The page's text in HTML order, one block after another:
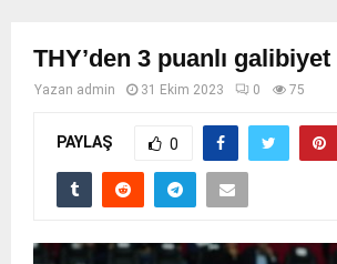
THY’den 3 puanlı galibiyet
Yazan admin 31 Ekim 2023 0 75
PAYLAŞ 0